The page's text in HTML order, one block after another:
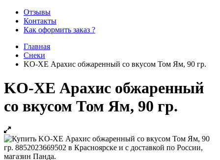
Отзывы
Контакты
Как оформить заказ ?
Главная
Снеки
KO-ХE Арахис обжаренный со вкусом Том Ям, 90 гр.
KO-ХE Арахис обжаренный
со вкусом Том Ям, 90 гр.